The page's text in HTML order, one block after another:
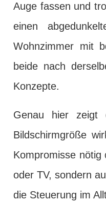
Auge fassen und
einen
Wohnzimmer mit
beide nach
Konzepte.
Genau hier zeigt
Bildschirmgröße
Kompromisse
oder TV, sondern
die Steuerung im